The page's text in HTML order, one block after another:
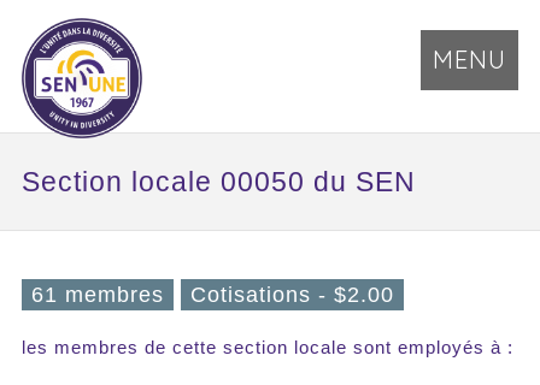
MENU
Section locale 00050 du SEN
61 membres Cotisations - $2.00
les membres de cette section locale sont employés à :